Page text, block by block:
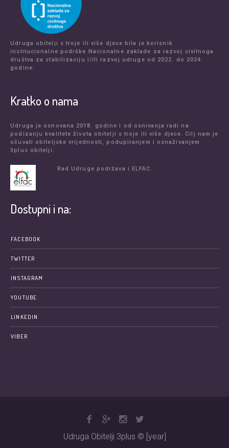
Udruga obitelji s troje ili više djece bila je korisnik
institucionalne podrške Nacionalne zaklade za razvoj civilnoga
društva za stabilizaciju i/ili razvoj udruge od 2022. do 2024.
godine.
Kratko o nama
Udruga je osnovana 2018. godine i od osnivanja radi na
podizanju kvalitete života obitelji s troje ili više djece. Cilj nam je
očuvati obiteljske vrijednosti, podupiranjem i osnaživanjem
3plus obitelji.
Rad Udruge podržava i ELFAC.
Dostupni i na:
FACEBOOK
TWITTER
INSTAGRAM
YOUTUBE
LINKEDIN
VIBER
Udruga Obitelji 3plus © [year]